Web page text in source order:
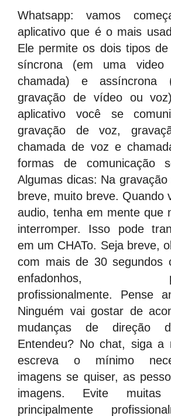
Whatsapp: vamos
aplicativo que é o mais
Ele permite os dois tipos de
síncrona (em uma video
chamada) e
gravação de vídeo ou
aplicativo você se
gravação de voz,
chamada de voz e
formas de comunicação
Algumas dicas: Na
breve, muito breve. Quando
audio, tenha em mente que
interromper. Isso pode
em um CHATo. Seja breve,
com mais de 30 segundos
enfadonhos,
profissionalmente. Pense
Ninguém vai gostar de
mudanças de direção
Entendeu? No chat, siga a
escreva o mínimo
imagens se quiser, as
imagens. Evite muitas
principalmente